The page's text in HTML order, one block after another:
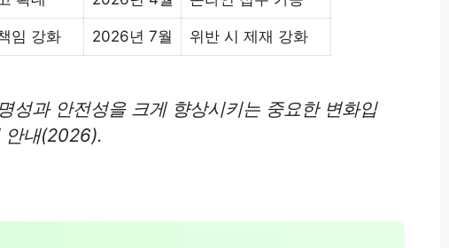
임 강화 2026년 7월 위반 시 제재 강화
성과 안전성을 크게 향상시키는 중요한 변화입
안내(2026).